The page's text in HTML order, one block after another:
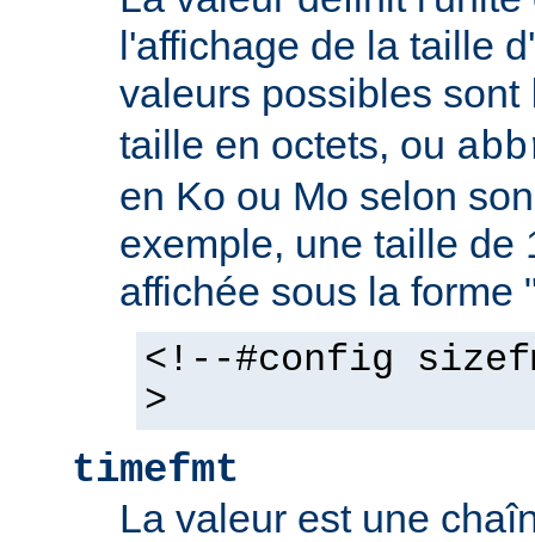
l'affichage de la taille
valeurs possibles sont
taille en octets, ou
en Ko ou Mo selon
exemple, une taille de
affichée sous la forme
<!--#config
>
timefmt
La valeur est une